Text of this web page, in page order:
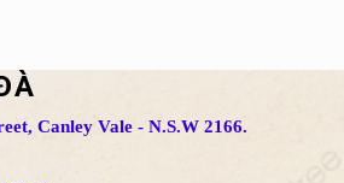
Canley Vale - N.S.W 2166.